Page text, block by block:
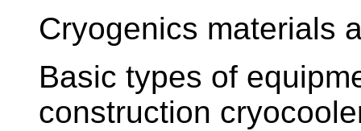
Cryogenics materials
Basic types of
construction